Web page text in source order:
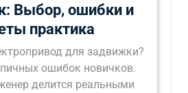
Выбор, ошибки и
практика
для задвижки?
ошибок новичков.
делится реальными